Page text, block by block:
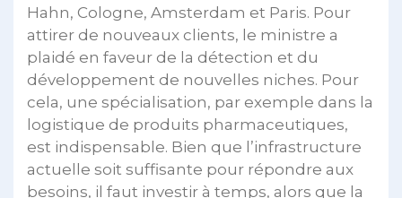
Hahn, Cologne, Amsterdam et Paris. Pour
attirer de nouveaux clients, le ministre a
plaidé en faveur de la détection et du
développement de nouvelles niches. Pour
cela, une spécialisation, par exemple dans la
logistique de produits pharmaceutiques,
est indispensable. Bien que l’infrastructure
actuelle soit suffisante pour répondre aux
besoins, il faut investir à temps, alors que la